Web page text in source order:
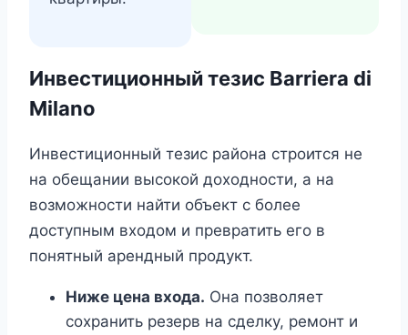
Инвестиционный тезис Barriera di
Milano
Инвестиционный тезис района строится не
на обещании высокой доходности, а на
возможности найти объект с более
доступным входом и превратить его в
понятный арендный продукт.
Ниже цена входа. Она позволяет
сохранить резерв на сделку, ремонт и